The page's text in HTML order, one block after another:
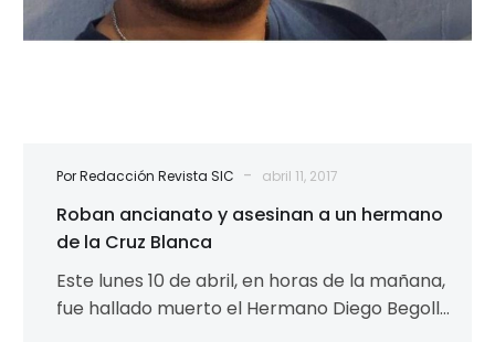
Por Redacción Revista SIC - abril 11, 2017
Roban ancianato y asesinan a un hermano
de la Cruz Blanca
Este lunes 10 de abril, en horas de la mañana,
fue hallado muerto el Hermano Diego Begolla,